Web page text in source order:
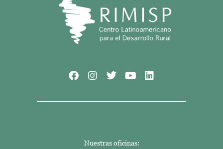
Nuestras oficinas: